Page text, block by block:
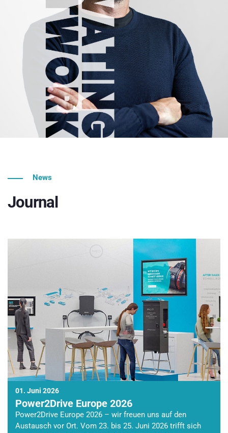
News
Journal
01. Juni 2026
Power2Drive Europe 2026
Power2Drive Europe 2026 – wir freuen uns auf den
Austausch vor Ort. Vom 23. bis 25. Juni 2026 trifft sich